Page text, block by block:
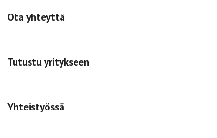
Ota yhteyttä
Tutustu yritykseen
Yhteistyössä